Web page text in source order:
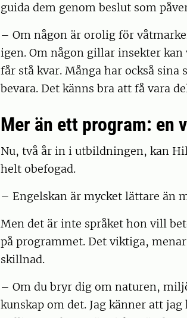
guida dem genom beslut som
– Om någon är orolig för
igen. Om någon gillar insekter
får stå kvar. Många har också
bevara. Det känns bra att få vara
Mer än ett program: en
Nu, två år in i utbildningen, kan
helt obefogad.
– Engelskan är mycket lättare än
Men det är inte språket hon vill
på programmet. Det viktiga,
skillnad.
– Om du bryr dig om naturen,
kunskap om det. Jag känner att